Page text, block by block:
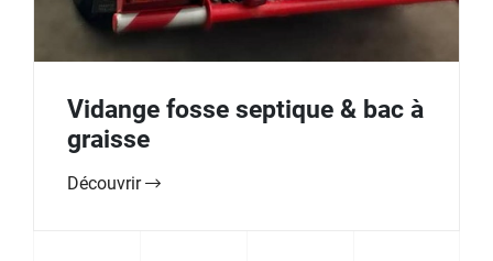
Vidange fosse septique & bac à
graisse
Découvrir